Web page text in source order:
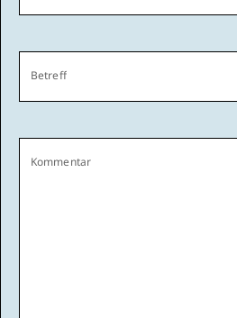
Betreff
Kommentar